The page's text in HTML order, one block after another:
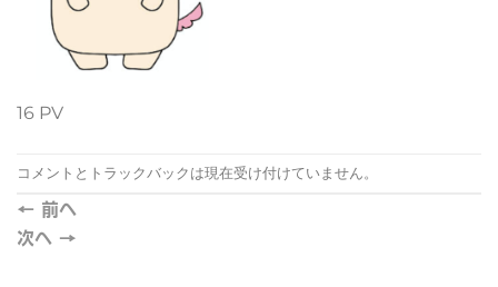
16 PV
コメントとトラックバックは現在受け付けていません。
← 前へ
次へ →